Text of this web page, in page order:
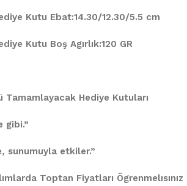
Kutu Ebat:14.30/12.30/5.5 cm
Kutu Boş Agırlık:120 GR
Tamamlayacak Hediye Kutuları
gibi.”
sunumuyla etkiler.”
Toptan Fiyatları Ögrenmelısınız